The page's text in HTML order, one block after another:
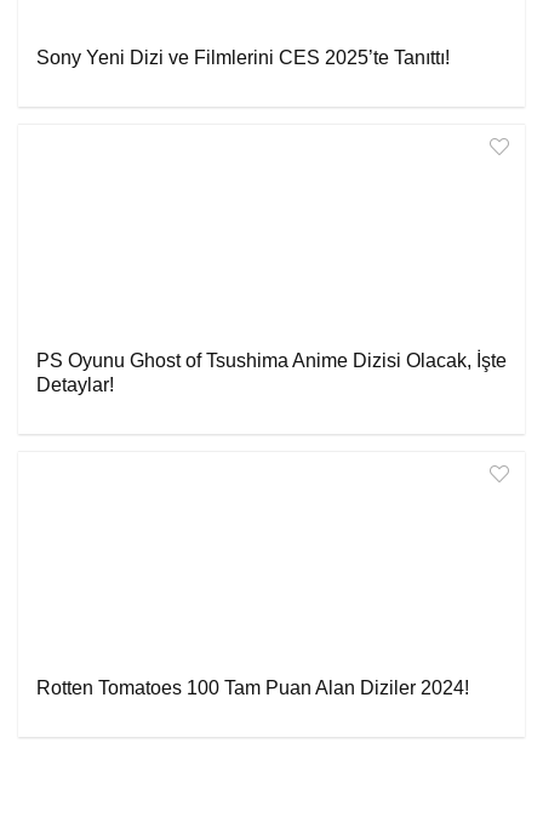
Sony Yeni Dizi ve Filmlerini CES 2025’te Tanıttı!
PS Oyunu Ghost of Tsushima Anime Dizisi Olacak, İşte
Detaylar!
Rotten Tomatoes 100 Tam Puan Alan Diziler 2024!